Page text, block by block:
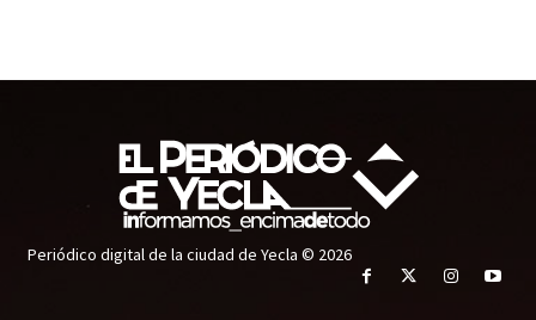
Periódico digital de la ciudad de Yecla © 2026